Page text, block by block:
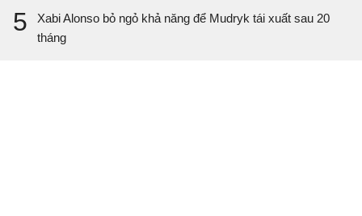
5
Xabi Alonso bỏ ngỏ khả năng để Mudryk tái xuất sau 20
tháng